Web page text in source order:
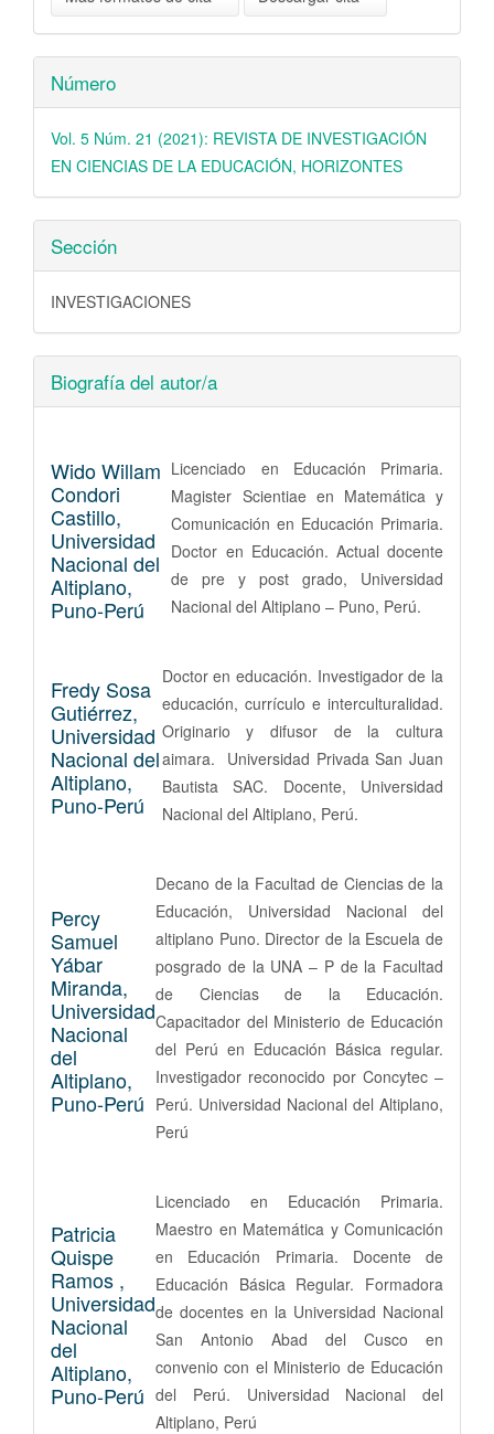
Número
Vol. 5 Núm. 21 (2021): REVISTA DE INVESTIGACIÓN
EN CIENCIAS DE LA EDUCACIÓN, HORIZONTES
Sección
INVESTIGACIONES
Biografía del autor/a
Wido Willam
Condori
Castillo,
Universidad
Nacional del
Altiplano,
Puno-Perú
Licenciado en Educación Primaria.
Magister Scientiae en Matemática y
Comunicación en Educación Primaria.
Doctor en Educación. Actual docente
de pre y post grado, Universidad
Nacional del Altiplano – Puno, Perú.
Fredy Sosa
Gutiérrez,
Universidad
Nacional del
Altiplano,
Puno-Perú
Doctor en educación. Investigador de la
educación, currículo e interculturalidad.
Originario y difusor de la cultura
aimara. Universidad Privada San Juan
Bautista SAC. Docente, Universidad
Nacional del Altiplano, Perú.
Percy
Samuel
Yábar
Miranda,
Universidad
Nacional
del
Altiplano,
Puno-Perú
Decano de la Facultad de Ciencias de la
Educación, Universidad Nacional del
altiplano Puno. Director de la Escuela de
posgrado de la UNA – P de la Facultad
de Ciencias de la Educación.
Capacitador del Ministerio de Educación
del Perú en Educación Básica regular.
Investigador reconocido por Concytec –
Perú. Universidad Nacional del Altiplano,
Perú
Patricia
Quispe
Ramos ,
Universidad
Nacional
del
Altiplano,
Puno-Perú
Licenciado en Educación Primaria.
Maestro en Matemática y Comunicación
en Educación Primaria. Docente de
Educación Básica Regular. Formadora
de docentes en la Universidad Nacional
San Antonio Abad del Cusco en
convenio con el Ministerio de Educación
del Perú. Universidad Nacional del
Altiplano, Perú